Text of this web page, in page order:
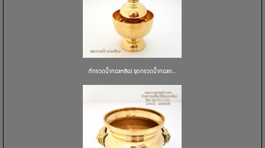
ที่กรวดน้ำทองเหลือง ชุดกรวดน้ำทองเห...